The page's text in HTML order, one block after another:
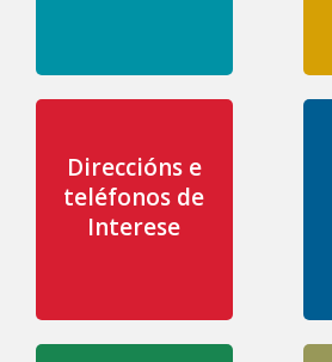
Direccións e
teléfonos de
Interese